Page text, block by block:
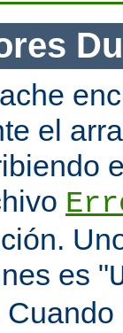
el
es "